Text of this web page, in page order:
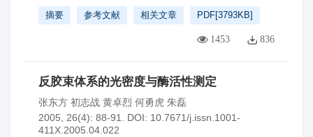
摘要 参考文献 相关文章 PDF[3793KB]
1453 836
反胶束体系的光密度与酶活性测定
张东方 初志战 黄卓烈 何勇虎 朱磊
2005, 26(4): 88-91.
DOI: 10.7671/j.issn.1001-
411X.2005.04.022